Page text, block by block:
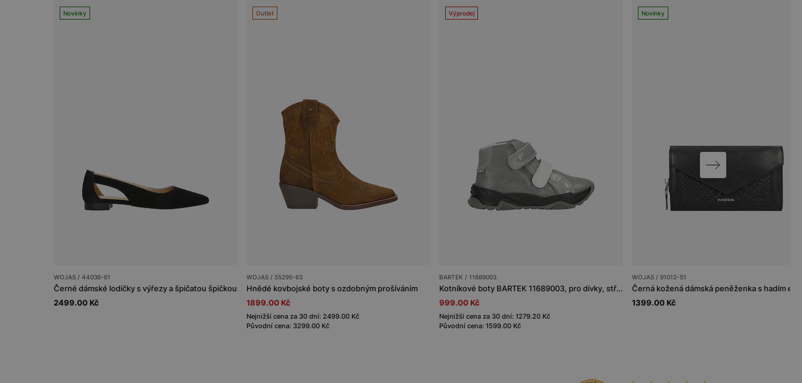
Novinky
WOJAS / 44036-61
Černé dámské lodičky s výřezy a špičatou špičkou
2499.00 Kč
Outlet
WOJAS / 55295-63
Hnědé kovbojské boty s ozdobným prošíváním
1899.00 Kč
Nejnižší cena za 30 dní: 2499.00 Kč
Původní cena: 3299.00 Kč
Výprodej
BARTEK / 11689003
Kotníkové boty BARTEK 11689003, pro dívky, stříbrno-šedé
999.00 Kč
Nejnižší cena za 30 dní: 1279.20 Kč
Původní cena: 1599.00 Kč
Novinky
WOJAS / 91012-51
1399.00 Kč